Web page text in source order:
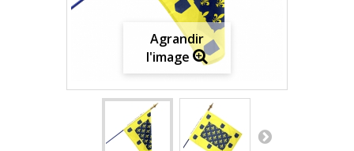
Agrandir
l'image